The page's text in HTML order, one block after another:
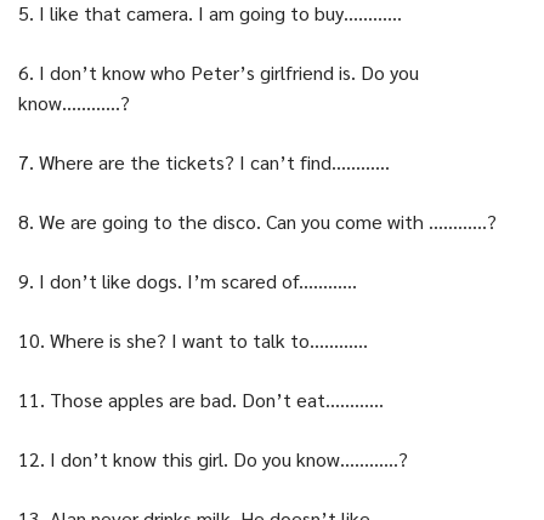
5. I like that camera. I am going to buy…………
6. I don’t know who Peter’s girlfriend is. Do you
know…………?
7. Where are the tickets? I can’t find…………
8. We are going to the disco. Can you come with …………?
9. I don’t like dogs. I’m scared of…………
10. Where is she? I want to talk to…………
11. Those apples are bad. Don’t eat…………
12. I don’t know this girl. Do you know…………?